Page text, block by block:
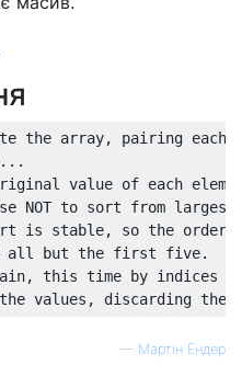
the array, pairing each
value of each
NOT to sort from
is stable, so the order
all but the first five.
this time by indices
— Мартін Ендер